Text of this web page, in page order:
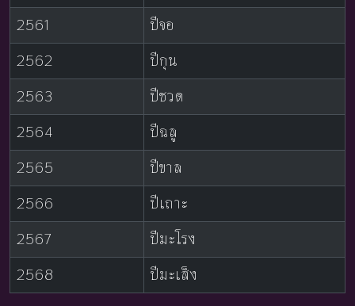
2561
ปีจอ
2562
ปีกุน
2563
ปีชวด
2564
ปีฉลู
2565
ปีขาล
2566
ปีเถาะ
2567
ปีมะโรง
2568
ปีมะเส็ง